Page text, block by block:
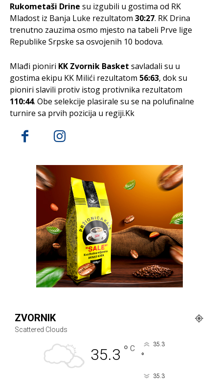
Rukometaši Drine su izgubili u gostima od RK
Mladost iz Banja Luke rezultatom 30:27. RK Drina
trenutno zauzima osmo mjesto na tabeli Prve lige
Republike Srpske sa osvojenih 10 bodova.
Mlađi pioniri KK Zvornik Basket savladali su u
gostima ekipu KK Milići rezultatom 56:63, dok su
pioniri slavili protiv istog protivnika rezultatom
110:44. Obe selekcije plasirale su se na polufinalne
turnire sa prvih pozicija u regiji.Kk
ZVORNIK
Scattered Clouds
35.3 ° C 35.3
°
35.3